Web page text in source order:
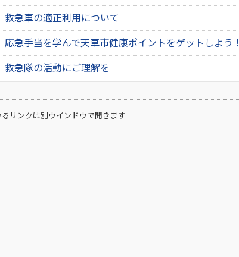
救急車の適正利用について
応急手当を学んで天草市健康ポイントをゲットしよう！
救急隊の活動にご理解を
リンクは別ウインドウで開きます